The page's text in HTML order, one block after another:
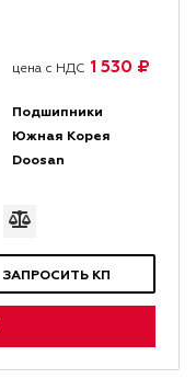
цена с НДС 1 530 ₽
Подшипники
Южная Корея
Doosan
ЗАПРОСИТЬ КП